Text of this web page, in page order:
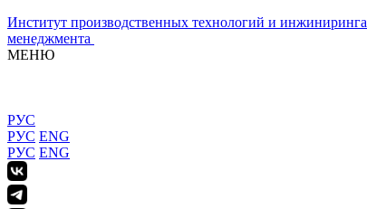
Институт производственных технологий и инжиниринга
менеджмента
МЕНЮ
РУС
РУС ENG
РУС ENG